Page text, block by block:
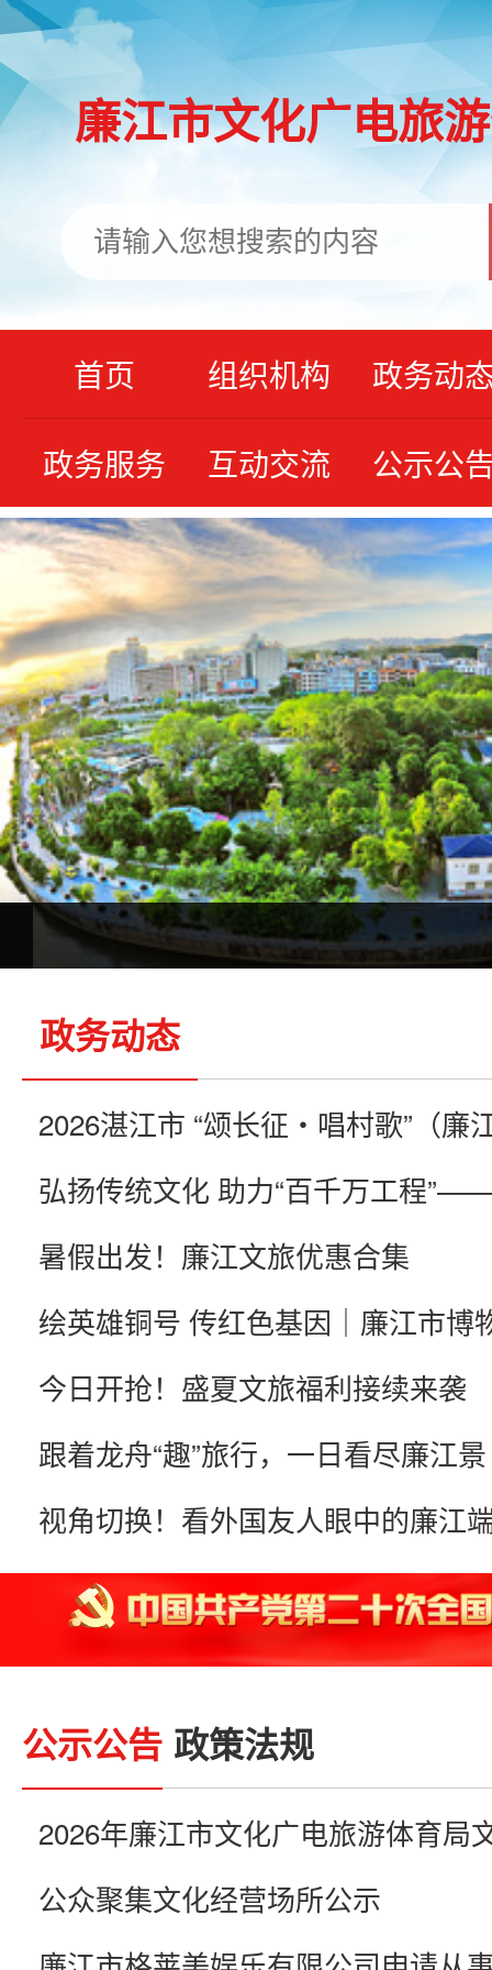
廉江市文化广电旅
首页 组织机构 政务动
政务服务 互动交流 公示公
政务动态
暑假出发！廉江文旅优惠合集
今日开抢！盛夏文旅福利接续来袭
跟着龙舟“趣”旅行，一日看尽廉江景
视角切换！看外国友人眼中的廉江
公示公告 政策法规
公众聚集文化经营场所公示